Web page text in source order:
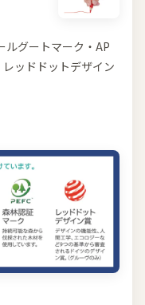
ルグートマーク・AP
ッドドットデザイン